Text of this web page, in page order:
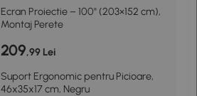
Ecran Proiectie – 100" (203×152 cm),
Montaj Perete
209,99 Lei
Suport Ergonomic pentru Picioare,
46x35x17 cm, Negru